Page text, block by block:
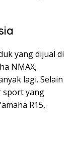
yang dijual di
NMAX,
lagi. Selain
sport yang
R15,